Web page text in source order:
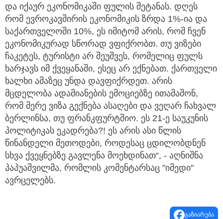
და იქაურ ეკონომიკაში ფულის შეტანას. დღეს
რომ ევროკავშირის ეკონომიკის ზრდა 1%-ია და
საქართველოში 10%, ეს იმიტომ არის, რომ ჩვენ
ეკონომიკურად სწორად ვფიქრობთ. თუ ვიზები
ჩაკეტეს, ტურისტი არ შეუშვეს, რომელიც ფულს
ხარჯავს იმ ქვეყანაში, ესეც არ ექნებათ. ქართველი
ხალხი ამაზეც უნდა დავფიქრდეთ. არის
მცდელობა ადამიანების ემოციებზე ითამაშონ,
რომ მერე ვიზა გექნება ასაღები და ვეღარ ჩახვალ
ბერლინსა, თუ ფრანკფურტშიო. ეს 21-ე საუკუნის
პოლიტიკას ეკადრება?! ეს არის ასი წლის
წინანდელი მეთოდები, როდესაც ცდილობდნენ
სხვა ქვეყნებზე გავლენა მოეხდინათ“, - აღნიშნა
პაპუაშვილმა, რომლის კომენტარსაც "იმედი"
ავრცელებს.
გაზიარება